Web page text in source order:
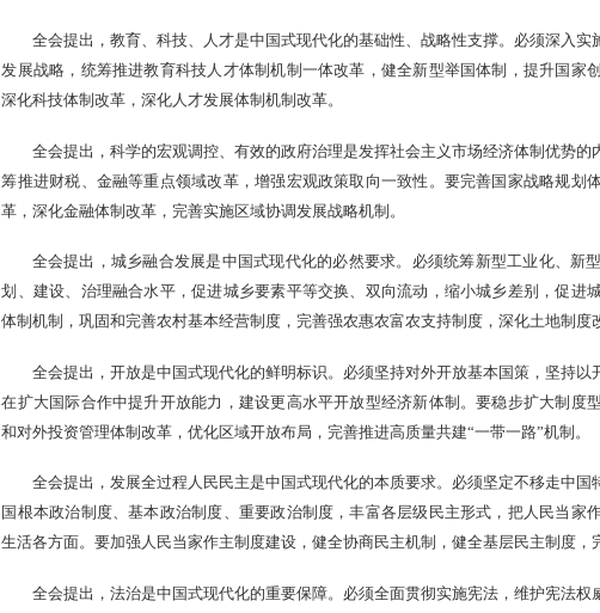
全会提出，教育、科技、人才是中国式现代化的基础性、战略性支撑。必须深入
发展战略，统筹推进教育科技人才体制机制一体改革，健全新型举国体制，提升国家
深化科技体制改革，深化人才发展体制机制改革。
全会提出，科学的宏观调控、有效的政府治理是发挥社会主义市场经济体制优势
筹推进财税、金融等重点领域改革，增强宏观政策取向一致性。要完善国家战略规划
革，深化金融体制改革，完善实施区域协调发展战略机制。
全会提出，城乡融合发展是中国式现代化的必然要求。必须统筹新型工业化、新
划、建设、治理融合水平，促进城乡要素平等交换、双向流动，缩小城乡差别，促进
体制机制，巩固和完善农村基本经营制度，完善强农惠农富农支持制度，深化土地制度
全会提出，开放是中国式现代化的鲜明标识。必须坚持对外开放基本国策，坚持以
在扩大国际合作中提升开放能力，建设更高水平开放型经济新体制。要稳步扩大制度
和对外投资管理体制改革，优化区域开放布局，完善推进高质量共建“一带一路”机制。
全会提出，发展全过程人民民主是中国式现代化的本质要求。必须坚定不移走中
国根本政治制度、基本政治制度、重要政治制度，丰富各层级民主形式，把人民当家
生活各方面。要加强人民当家作主制度建设，健全协商民主机制，健全基层民主制度，
全会提出，法治是中国式现代化的重要保障。必须全面贯彻实施宪法，维护宪法